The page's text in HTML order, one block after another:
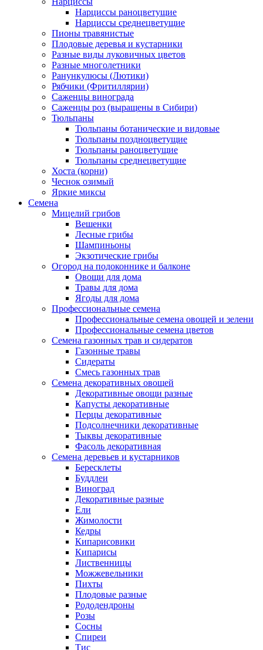
Нарциссы раноцветущие
Нарциссы среднецветущие
Пионы травянистые
Плодовые деревья и кустарники
Разные виды луковичных цветов
Разные многолетники
Ранункулюсы (Лютики)
Рябчики (Фритиллярии)
Саженцы винограда
Саженцы роз (выращены в Сибири)
Тюльпаны
Тюльпаны ботанические и видовые
Тюльпаны поздноцветущие
Тюльпаны раноцветущие
Тюльпаны среднецветущие
Хоста (корни)
Чеснок озимый
Яркие миксы
Семена
Мицелий грибов
Вешенки
Лесные грибы
Шампиньоны
Экзотические грибы
Огород на подоконнике и балконе
Овощи для дома
Травы для дома
Ягоды для дома
Профессиональные семена
Профессиональные семена овощей и зелени
Профессиональные семена цветов
Семена газонных трав и сидератов
Газонные травы
Сидераты
Смесь газонных трав
Семена декоративных овощей
Декоративные овощи разные
Капусты декоративные
Перцы декоративные
Подсолнечники декоративные
Тыквы декоративные
Фасоль декоративная
Семена деревьев и кустарников
Бересклеты
Буддлеи
Виноград
Декоративные разные
Ели
Жимолости
Кедры
Кипарисовики
Кипарисы
Лиственницы
Можжевельники
Пихты
Плодовые разные
Рододендроны
Розы
Сосны
Спиреи
Тис